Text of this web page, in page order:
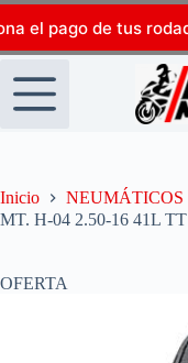
el pago de tus
Inicio
NEUMÁTICOS
MT. H-04 2.50-16 41L
OFERTA